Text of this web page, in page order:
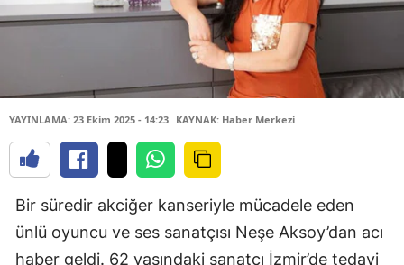
YAYINLAMA: 23 Ekim 2025 - 14:23 KAYNAK: Haber Merkezi
Bir süredir akciğer kanseriyle mücadele eden
ünlü oyuncu ve ses sanatçısı Neşe Aksoy’dan acı
haber geldi. 62 yaşındaki sanatçı İzmir’de tedavi